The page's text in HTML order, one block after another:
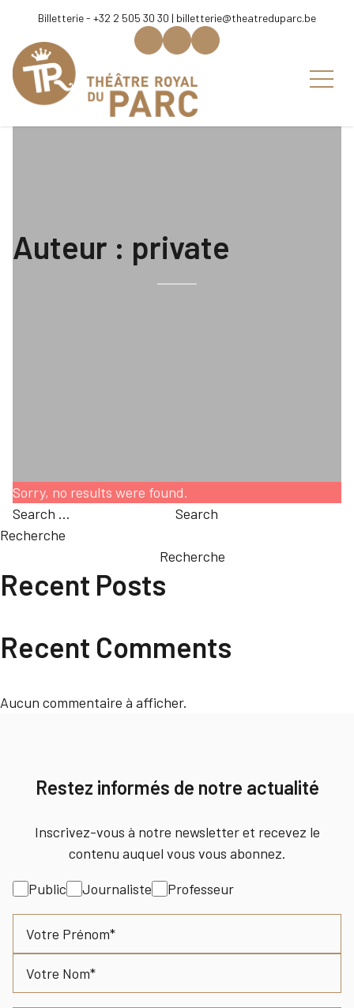
Billetterie - +32 2 505 30 30 | billetterie@theatreduparc.be
Auteur : private
Sorry, no results were found.
Search for:
Search
Recherche
Recherche
Recent Posts
Recent Comments
Aucun commentaire à afficher.
Restez informés de notre actualité
Inscrivez-vous à notre newsletter et recevez le
contenu auquel vous vous abonnez.
Intérêt
Public Journaliste
Professeur